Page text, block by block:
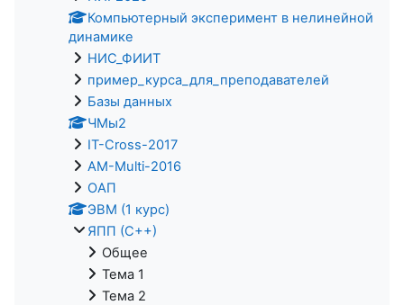
Компьютерный эксперимент в нелинейной
динамике
НИС_ФИИТ
пример_курса_для_преподавателей
Базы данных
ЧМы2
IT-Cross-2017
AM-Multi-2016
ОАП
ЭВМ (1 курс)
ЯПП (С++)
Общее
Тема 1
Тема 2